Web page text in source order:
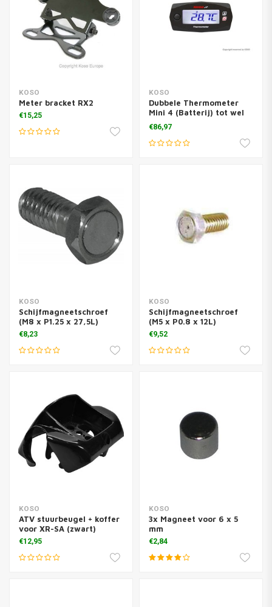
KOSO
Meter bracket RX2
€15,25
KOSO
Dubbele Thermometer
Mini 4 (Batterij) tot wel
250¬∞C
€86,97
KOSO
Schijfmagneetschroef
(M8 x P1.25 x 27,5L)
€8,23
KOSO
Schijfmagneetschroef
(M5 x P0.8 x 12L)
€9,52
KOSO
ATV stuurbeugel + koffer
voor XR-SA (zwart)
€12,95
KOSO
3x Magneet voor 6 x 5
mm
€2,84